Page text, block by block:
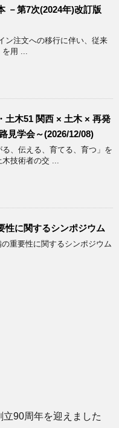
－第7次(2024年)改訂版
ン注文への移行に伴い、従来
用 ...
土木51 関西 × 土木 × 再発
見学会～(2026/12/08)
、伝える、育てる、育つ」を
技術者の交 ...
性に関するシンポジウム
重要性に関するシンポジウム
90周年を迎えました